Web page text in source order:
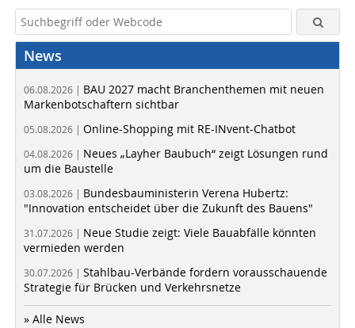
News
06.08.2026 | BAU 2027 macht Branchenthemen mit neuen
Markenbotschaftern sichtbar
05.08.2026 | Online-Shopping mit RE-INvent-Chatbot
04.08.2026 | Neues „Layher Baubuch“ zeigt Lösungen rund
um die Baustelle
03.08.2026 | Bundesbauministerin Verena Hubertz:
"Innovation entscheidet über die Zukunft des Bauens"
31.07.2026 | Neue Studie zeigt: Viele Bauabfälle könnten
vermieden werden
30.07.2026 | Stahlbau-Verbände fordern vorausschauende
Strategie für Brücken und Verkehrsnetze
» Alle News